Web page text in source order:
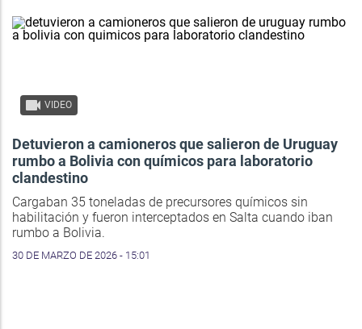
VIDEO
Detuvieron a camioneros que salieron de Uruguay
rumbo a Bolivia con químicos para laboratorio
clandestino
Cargaban 35 toneladas de precursores químicos sin
habilitación y fueron interceptados en Salta cuando iban
rumbo a Bolivia.
30 DE MARZO DE 2026 - 15:01